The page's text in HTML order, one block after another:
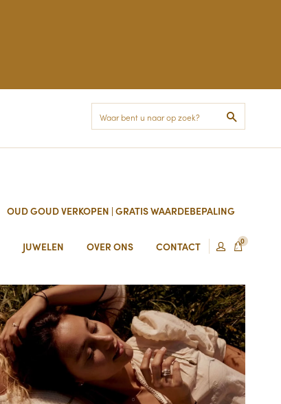
OUD GOUD VERKOPEN | GRATIS WAARDEBEPALING
JUWELEN OVER ONS CONTACT 0